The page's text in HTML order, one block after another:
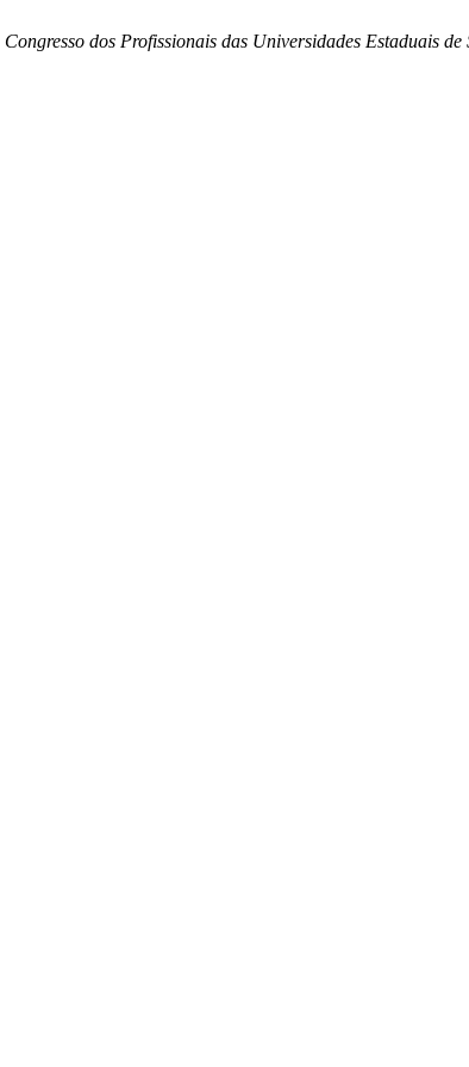
Congresso dos Profissionais das Universidades Estaduais de